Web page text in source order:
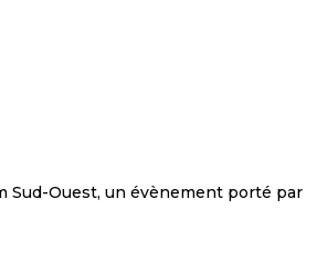
Sud-Ouest, un évènement porté par